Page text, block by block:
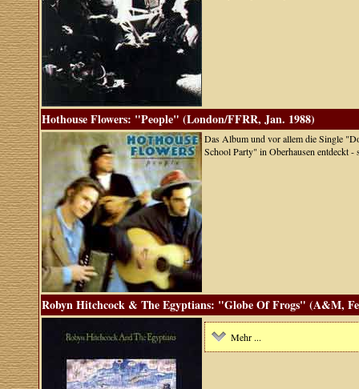
Hothouse Flowers: "People" (London/FFRR, Jan. 1988)
Das Album und vor allem die Single
School Party" in Oberhausen entdeckt
Robyn Hitchcock & The Egyptians: "Globe Of Frogs" (A&M,
Mehr ...